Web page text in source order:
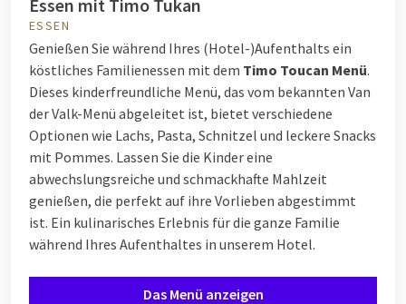
Essen mit Timo Tukan
ESSEN
Genießen Sie während Ihres (Hotel-)Aufenthalts ein
köstliches Familienessen mit dem Timo Toucan Menü.
Dieses kinderfreundliche Menü, das vom bekannten Van
der Valk-Menü abgeleitet ist, bietet verschiedene
Optionen wie Lachs, Pasta, Schnitzel und leckere Snacks
mit Pommes. Lassen Sie die Kinder eine
abwechslungsreiche und schmackhafte Mahlzeit
genießen, die perfekt auf ihre Vorlieben abgestimmt
ist. Ein kulinarisches Erlebnis für die ganze Familie
während Ihres Aufenthaltes in unserem Hotel.
Das Menü anzeigen